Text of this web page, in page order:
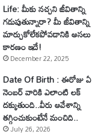
Life: మీకు నచ్చని జీవితాన్ని
గడుపుతున్నారా? మీ జీవితాన్ని
మార్చుకోలేకపోవడానికి అసలు
కారణం ఇదే!
December 22, 2025
Date Of Birth : ఈరోజు ఏ
నెంబర్ వారికి ఎలాంటి లక్
దక్కుతుంది..వీరు ఆవేశాన్ని
తగ్గించుకుంటేనే మంచిది..
July 26, 2026